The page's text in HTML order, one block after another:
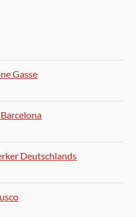
Gasse
Deutschlands